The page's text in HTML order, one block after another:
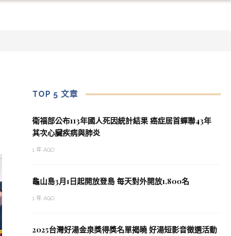
TOP 5 文章
衛福部公布113年國人死因統計結果 癌症居首蟬聯43年
其次心臟疾病與肺炎
1 年 AGO
龜山島3月1日起開放登島 每天對外開放1,800名
1 年 AGO
2025台灣好湯金泉獎得獎名單揭曉 好湯短影音徵選活動